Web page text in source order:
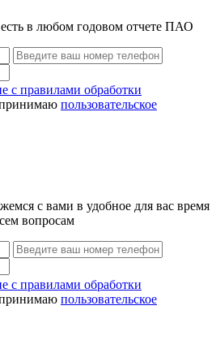
в любом годовом отчете ПАО
с правилами обработки
пользовательское
с вами в удобное для вас время
вопросам
с правилами обработки
пользовательское